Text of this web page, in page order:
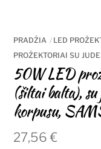
PRADŽIA
LED
PROŽEKTORIAI SU
50W LED
(šiltai balta),
korpusu,
27,56€